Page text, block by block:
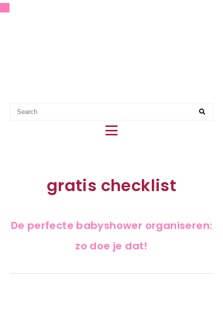
EERSTE HULP BIJ PARTY
PLANNING
gratis checklist
De perfecte babyshower organiseren:
zo doe je dat!